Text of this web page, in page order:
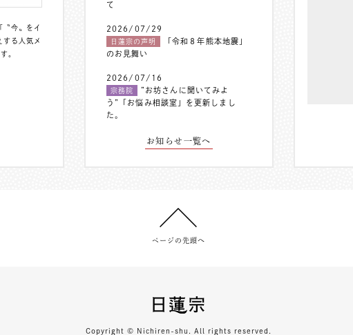
〝今〟をイ
する人気メ
。
て
2026/07/29
日蓮宗の声明
「令和８年熊本地震」
のお見舞い
2026/07/16
宗務院
”お坊さんに聞いてみよ
う”「お悩み相談室」を更新しまし
た。
お知らせ一覧へ
ページの先頭へ
Copyright © Nichiren-shu. All rights reserved.